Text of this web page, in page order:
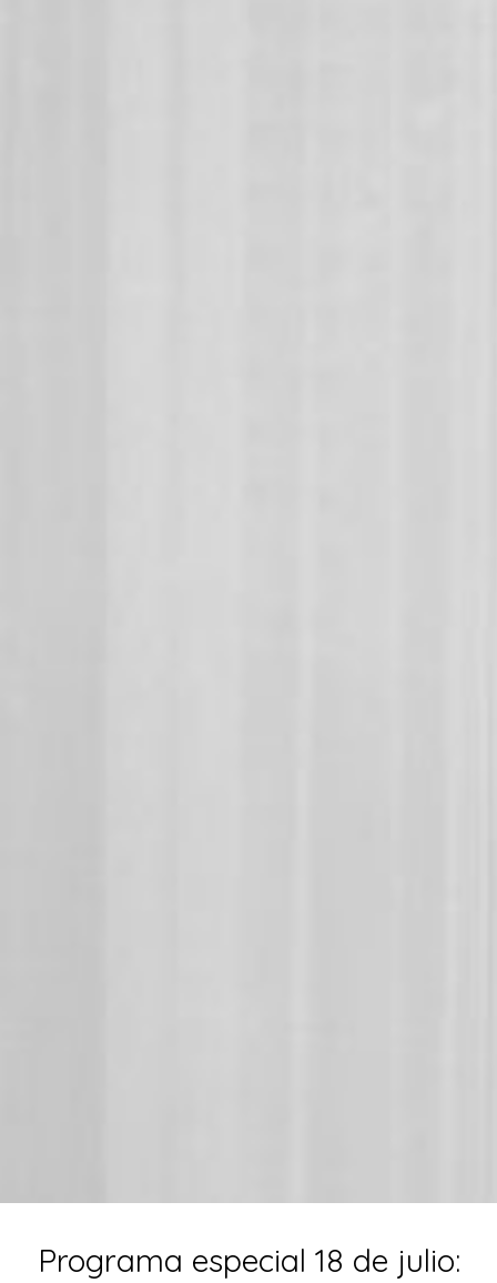
Programa especial 18 de julio: